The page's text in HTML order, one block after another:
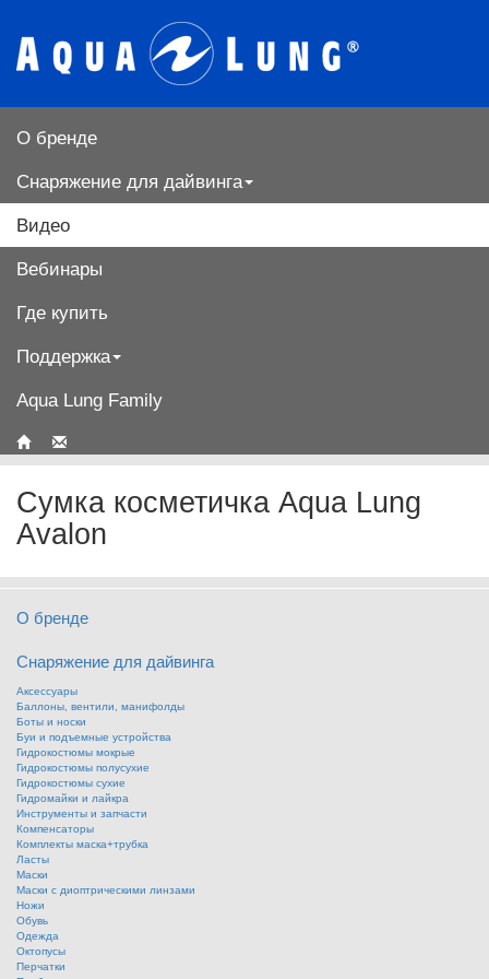
О бренде
Снаряжение для дайвинга
Видео
Вебинары
Где купить
Поддержка
Aqua Lung Family
Сумка косметичка Aqua Lung
Avalon
О бренде
Снаряжение для дайвинга
Аксессуары
Баллоны, вентили, манифолды
Боты и носки
Буи и подъемные устройства
Гидрокостюмы мокрые
Гидрокостюмы полусухие
Гидрокостюмы сухие
Гидромайки и лайкра
Инструменты и запчасти
Компенсаторы
Комплекты маска+трубка
Ласты
Маски
Маски с диоптрическими линзами
Ножи
Обувь
Одежда
Октопусы
Перчатки